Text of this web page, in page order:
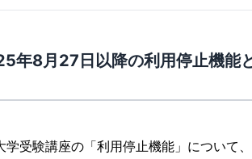
年8月27日以降の利用停止機能